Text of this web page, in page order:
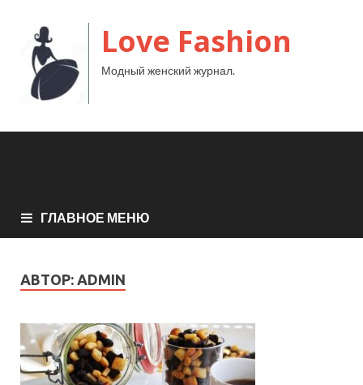
Love Fashion
Модный женский журнал.
ГЛАВНОЕ МЕНЮ
АВТОР: ADMIN